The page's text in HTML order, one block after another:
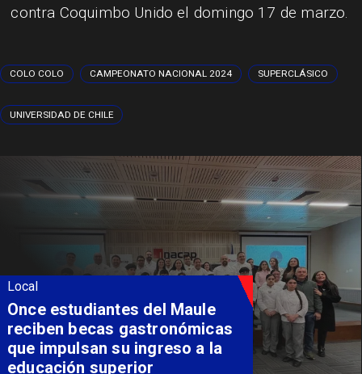
contra Coquimbo Unido el domingo 17 de marzo.
COLO COLO CAMPEONATO NACIONAL 2024 SUPERCLÁSICO
UNIVERSIDAD DE CHILE
Local
Once estudiantes del Maule
reciben becas gastronómicas
que impulsan su ingreso a la
educación superior